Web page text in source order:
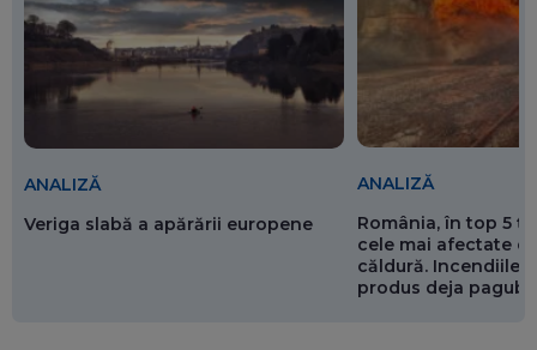
ANALIZĂ
Veriga slabă a apărării europene
ANALIZĂ
România, în top 5
cele mai afectate
căldură. Incendiile
produs deja